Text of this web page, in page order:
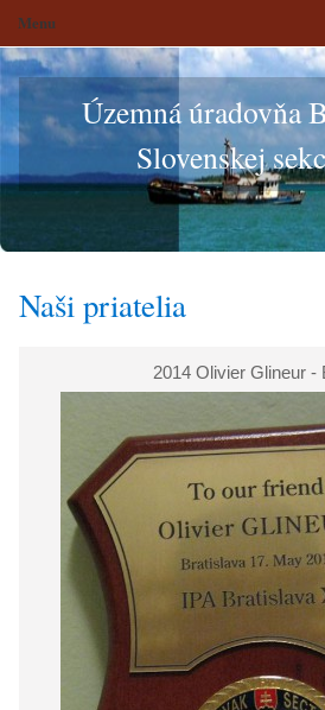
Územná úradovňa
Slovenskej
Naši priatelia
2014 Olivier Glineur -
Menu